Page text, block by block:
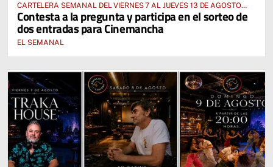
CARTELERA SEMANAL DEL VIERNES 7 AL JUEVES 13 DE AGOSTO
2026
Contesta a la pregunta y participa en el sorteo de
dos entradas para Cinemancha
EL SEMANAL